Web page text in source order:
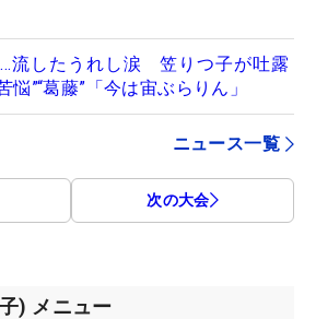
流したうれし涙 笠りつ子が吐露
悩”“葛藤”「今は宙ぶらりん」
ニュース一覧
次の大会
) メニュー